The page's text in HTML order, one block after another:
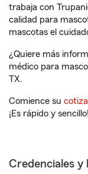
trabaja con
calidad para
mascotas el
¿Quiere más
médico para
TX.
Comience su
¡Es rápido y sencillo!
Credenciales y